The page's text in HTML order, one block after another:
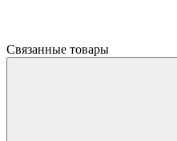
Связанные товары